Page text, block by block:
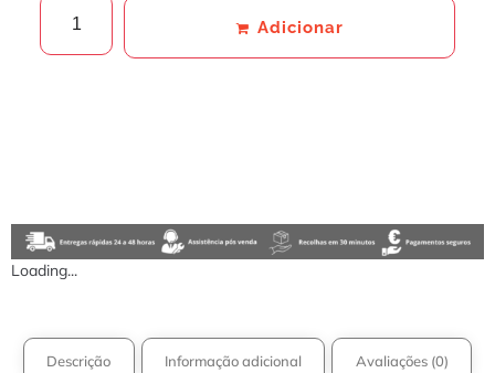
Adicionar
Loading...
Descrição Informação adicional Avaliações (0)